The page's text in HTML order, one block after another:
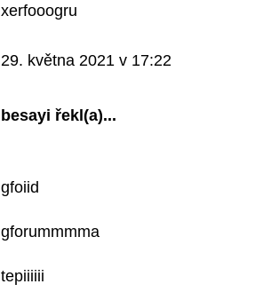
xerfooogru
29. května 2021 v 17:22
besayi řekl(a)...
gfoiid
gforummmma
tepiiiiii